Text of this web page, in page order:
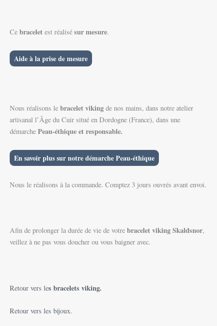
Ce bracelet est réalisé sur mesure.
Aide à la prise de mesure
Nous réalisons le bracelet viking de nos mains, dans notre atelier
artisanal l’Âge du Cuir situé en Dordogne (France), dans une
démarche Peau-éthique et responsable.
En savoir plus sur notre démarche Peau-éthique
Nous le réalisons à la commande. Comptez 3 jours ouvrés avant envoi.
Afin de prolonger la durée de vie de votre bracelet vikingSkaldsnor,
veillez à ne pas vous doucher ou vous baigner avec.
Retour vers les bracelets viking.
Retour vers les bijoux.